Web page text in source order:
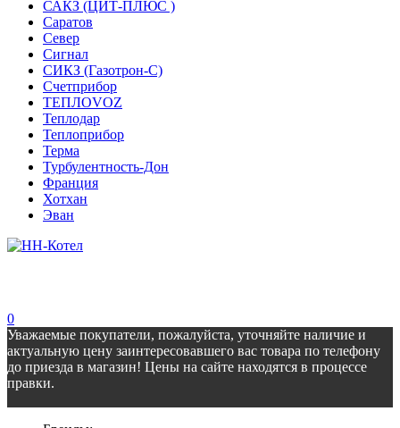
САКЗ (ЦИТ-ПЛЮС )
Саратов
Север
Сигнал
СИКЗ (Газотрон-С)
Счетприбор
ТЕПЛОVOZ
Теплодар
Теплоприбор
Терма
Турбулентность-Дон
Франция
Хотхан
Эван
0
Уважаемые покупатели, пожалуйста, уточняйте наличие и
актуальную цену заинтересовавшего вас товара по телефону
до приезда в магазин! Цены на сайте находятся в процессе
правки.